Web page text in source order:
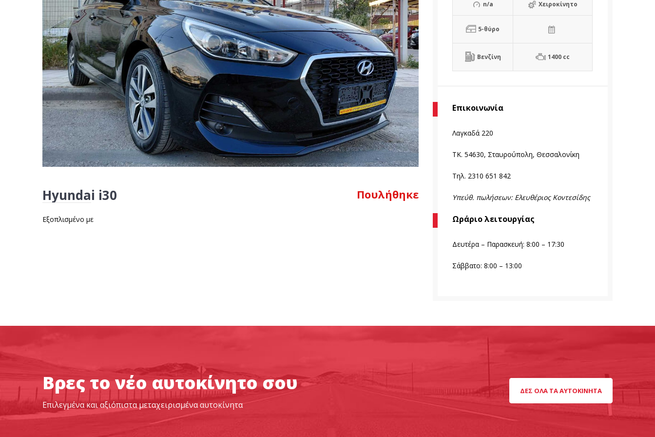
Hyundai i30 Πουλήθηκε
Εξοπλισμένο με
n/a Χειροκίνητο
5-θύρο
Βενζίνη 1400 cc
Επικοινωνία
Λαγκαδά 220
TK. 54630, Σταυρούπολη, Θεσσαλονίκη
Τηλ. 2310 651 842
Υπεύθ. πωλήσεων: Ελευθέριος Κοντεσίδης
Ωράριο λειτουργίας
Δευτέρα – Παρασκευή: 8:00 – 17:30
Σάββατο: 8:00 – 13:00
Βρες το νέο αυτοκίνητο σου
Επιλεγμένα και αξιόπιστα μεταχειρισμένα αυτοκίνητα
ΔΕΣ ΌΛΑ ΤΑ ΑΥΤΟΚΊΝΗΤΑ